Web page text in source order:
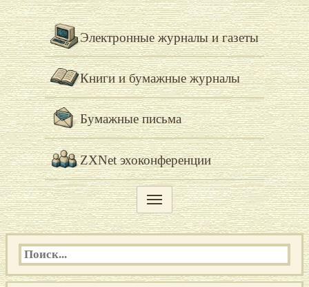
Электронные журналы и газеты
Книги и бумажные журналы
Бумажные письма
ZXNet эхоконференции